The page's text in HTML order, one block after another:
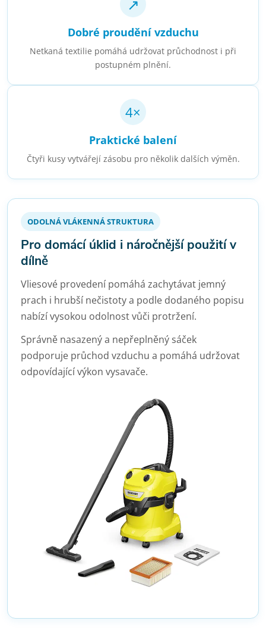
↗
Dobré proudění vzduchu
Netkaná textilie pomáhá udržovat průchodnost i při
postupném plnění.
4×
Praktické balení
Čtyři kusy vytvářejí zásobu pro několik dalších výměn.
ODOLNÁ VLÁKENNÁ STRUKTURA
Pro domácí úklid i náročnější použití v
dílně
Vliesové provedení pomáhá zachytávat jemný
prach i hrubší nečistoty a podle dodaného popisu
nabízí vysokou odolnost vůči protržení.
Správně nasazený a nepřeplněný sáček
podporuje průchod vzduchu a pomáhá udržovat
odpovídající výkon vysavače.